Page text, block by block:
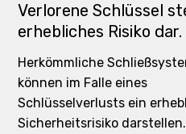
Verlorene Schlüssel
erhebliches Risiko dar.
Herkömmliche
können im Falle eines
Schlüsselverlusts ein
Sicherheitsrisiko darstellen.